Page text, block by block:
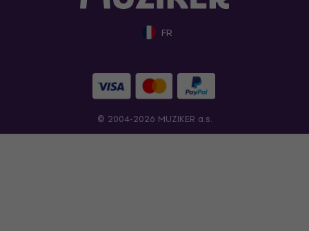
FR
© 2004-2026 MUZIKER a.s.